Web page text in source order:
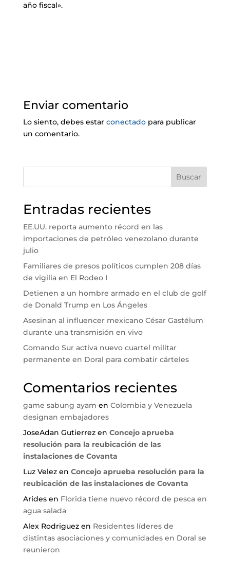
año fiscal».
Enviar comentario
Lo siento, debes estar conectadopara publicar
un comentario.
Buscar
Entradas recientes
EE.UU. reporta aumento récord en las
importaciones de petróleo venezolano durante
julio
Familiares de presos políticos cumplen 208 días
de vigilia en El Rodeo I
Detienen a un hombre armado en el club de golf
de Donald Trump en Los Ángeles
Asesinan al influencer mexicano César Gastélum
durante una transmisión en vivo
Comando Sur activa nuevo cuartel militar
permanente en Doral para combatir cárteles
Comentarios recientes
game sabung ayam en Colombia y Venezuela
designan embajadores
JoseAdan Gutierrezen Concejo aprueba
resolución para la reubicación de las
instalaciones de Covanta
Luz Velezen Concejo aprueba resolución para la
reubicación de las instalaciones de Covanta
Aridesen Florida tiene nuevo récord de pesca en
agua salada
Alex Rodriguezen Residentes líderes de
distintas asociaciones y comunidades en Doral se
reunieron